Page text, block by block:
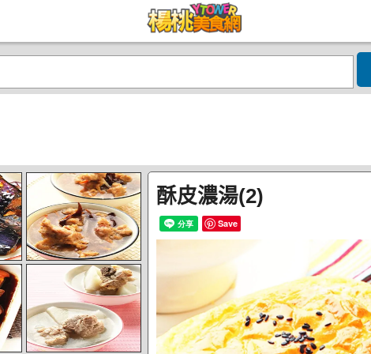
酥皮濃湯(2)
Save